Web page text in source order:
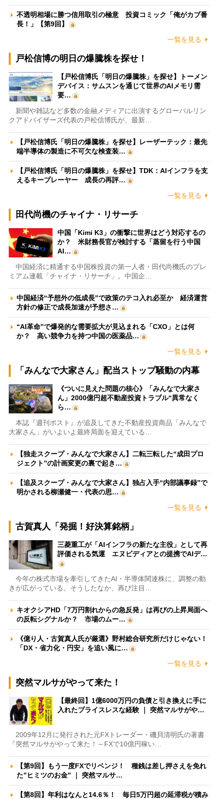
不透明相場に勝つ信用取引の極意 投資コミック「俺がカブ番
長！」【第9回】
一覧を見る
戸松信博の明日の爆騰株を探せ！
【戸松信博氏「明日の爆騰株」を探せ】トーメン
デバイス：サムスンを通じて世界のAIメモリ需
要…
新聞や雑誌など多数の金融メディアに出演するグローバルリン
クアドバイザーズ代表の戸松信博氏が、最新…
【戸松信博氏「明日の爆騰株」を探せ】レーザーテック：最先
端半導体の製造に不可欠な検査装…
【戸松信博氏「明日の爆騰株」を探せ】TDK：AIインフラを支
えるキープレーヤー 成長の再評…
一覧を見る
田代尚機のチャイナ・リサーチ
中国「Kimi K3」の衝撃に世界はどう対応するの
か？ 米財務長官が検討する「蒸留を行う中国
AI…
中国経済に精通する中国株投資の第一人者・田代尚機氏のプレ
ミアム連載「チャイナ・リサーチ」。中国企…
中国経済“予想外の低成長”で政策のテコ入れ必至か 経済運営
方針の修正で成長加速が予想さ…
“AI革命”で爆発的な需要拡大が見込まれる「CXO」とは何
か？ 高い競争力を持つ中国の医薬品…
一覧を見る
「みんなで大家さん」配当ストップ騒動の内幕
《ついに見えた問題の核心》「みんなで大家さ
ん」2000億円超不動産投資トラブル“異常なく
ら…
本誌『週刊ポスト』が追及してきた不動産投資商品「みんなで
大家さん」がいよいよ最終局面を迎えている…
【独走スクープ・みんなで大家さん】二転三転した“成田プロ
ジェクト”の計画変更の裏で起き…
【追及スクープ・みんなで大家さん】独占入手“内部議事録”で
明かされる柳瀬健一・代表の思…
一覧を見る
古賀真人「発掘！好決算銘柄」
三菱重工が「AIインフラの新たな主役」として再
評価される気運 エヌビディアとの提携でAIデ…
今年の株式市場を牽引してきたAI・半導体関連株に、調整の動
きが広がっている。そうしたなか、再び注目…
キオクシアHD「7万円割れからの急反発」は再びの上昇局面へ
の反転シグナルか？ 市場のムー…
《億り人・古賀真人氏が厳選》野村総合研究所だけじゃない！
「DX・省力化・円安」を追い風に…
一覧を見る
突然マルサがやって来た！
【最終回】1億6000万円の負債と引き換えに手に
入れたプライスレスな経験 ｜ 突然マルサがや…
2009年12月に発行された元FXトレーダー・磯貝清明氏の著書
『突然マルサがやって来た！～FXで10億円稼い…
【第9回】もう一度FXでリベンジ！ 種銭は差し押さえを免れ
た”ヒミツのお金” ｜ 突然マルサ…
【第8回】年利はなんと14.6％！ 毎日5万円超の延滞税が積み